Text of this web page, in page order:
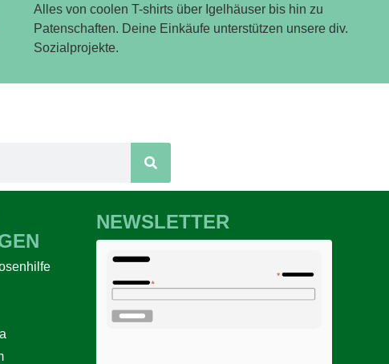
Alles von coolen T-shirts über Igelhäuser bis hin zu
Patenschaften. Deine Einkäufe unterstützen unsere div.
Sozialprojekte.
NEWSLETTER